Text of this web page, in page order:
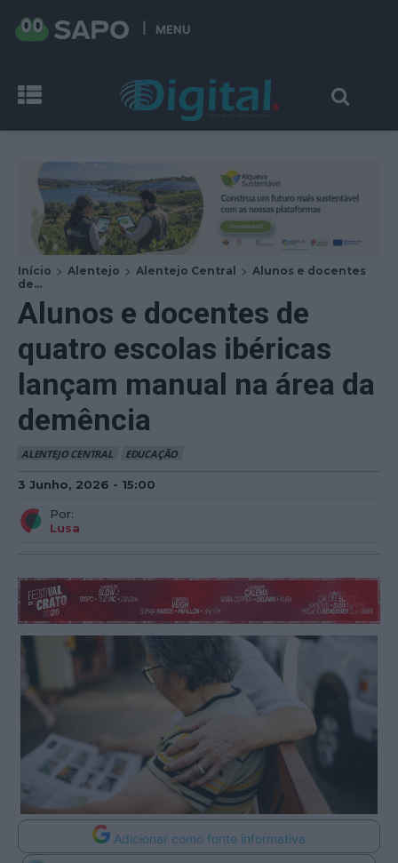
MENU
Início Alentejo Alentejo Central
Alunos e docentes
de...
Alunos e docentes de
quatro escolas ibéricas
lançam manual na área da
demência
ALENTEJO CENTRAL EDUCAÇÃO
3 Junho, 2026 - 15:00
Por:
Lusa
Adicionar como fonte informativa